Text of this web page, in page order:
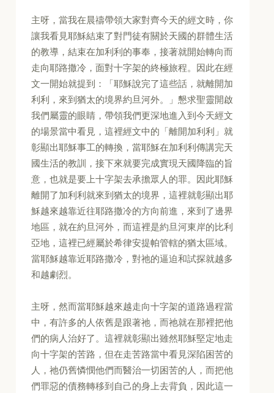
主呀，當我在晨禱帶領大家對齊今天的經文時，你
讓我看見耶穌結束了對門徒有關於天國的群體生活
的教導，結束在加利利的事奉，接著就開始轉向而
走向耶路撒冷，面對十字架的終極旅程。因此在經
文一開始就提到：「耶穌說完了這些話，就離開加
利利，來到猶太的境界約旦河外。」懇求聖靈開啟
我們屬靈的眼睛，帶領我們更深地進入到今天經文
的場景當中看見，這裡經文中的「離開加利利」就
彰顯出耶穌事工的轉換，當耶穌在加利利傳講完天
國生活的教訓，接下來就要完成實現天國降臨的旨
意，也就是要上十字架去承擔眾人的罪。因此耶穌
離開了加利利就來到猶太的境界，這裡就彰顯出耶
穌越來越靠近往耶路撒冷的方向前進，來到了邊界
地區，就在約旦河外，而這裡是約旦河東岸的比利
亞地，這裡已經屬於希律安提帕管轄的猶太區域。
當耶穌越靠近耶路撒冷，對祂的逼迫和試探就越多
和越劇烈。
主呀，然而當耶穌越來越走向十字架的道路過程當
中，有許多的人依舊是跟著祂，而祂就在那裡把他
們的病人治好了。這裡就彰顯出雖然耶穌堅定地走
向十字架的苦路，但在走苦路當中看見深陷困苦的
人，祂仍舊憐憫他們而醫治一切困苦的人，而把他
們罪惡的債務轉移到自己的身上去背負，因此這一